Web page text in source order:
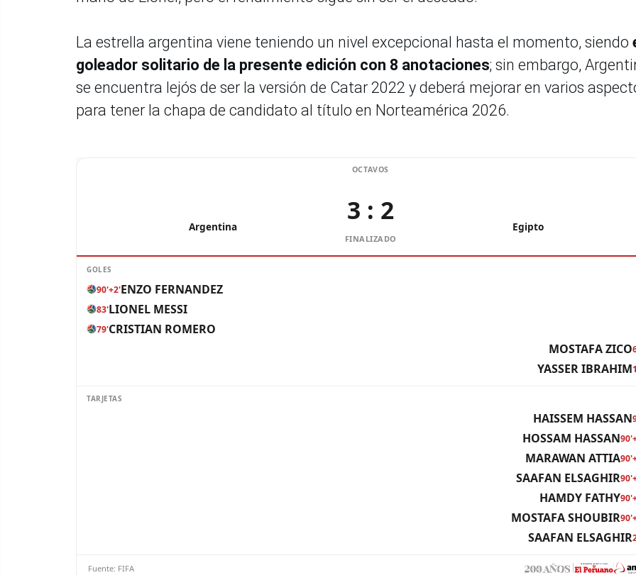
La estrella argentina viene teniendo un nivel excepcional hasta el momento, siendo
goleador solitario de la presente edición con 8 anotaciones; sin embargo,
se encuentra lejós de ser la versión de Catar 2022 y deberá mejorar en varios
para tener la chapa de candidato al título en Norteamérica 2026.